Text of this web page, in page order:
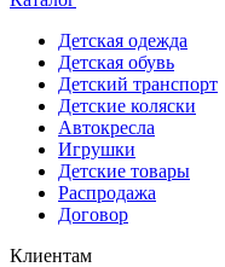
Детская одежда
Детская обувь
Детский транспорт
Детские коляски
Автокресла
Игрушки
Детские товары
Распродажа
Договор
Клиентам